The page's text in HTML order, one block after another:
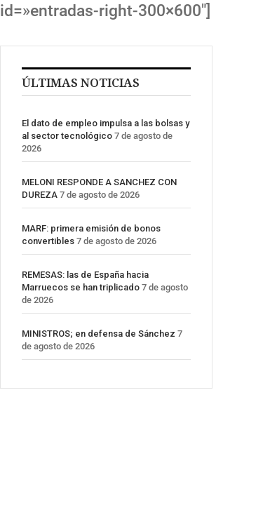
id=»entradas-right-300×600″]
ÚLTIMAS NOTICIAS
El dato de empleo impulsa a las bolsas y
al sector tecnológico 7 de agosto de
2026
MELONI RESPONDE A SANCHEZ CON
DUREZA 7 de agosto de 2026
MARF: primera emisión de bonos
convertibles 7 de agosto de 2026
REMESAS: las de España hacia
Marruecos se han triplicado 7 de agosto
de 2026
MINISTROS; en defensa de Sánchez 7
de agosto de 2026